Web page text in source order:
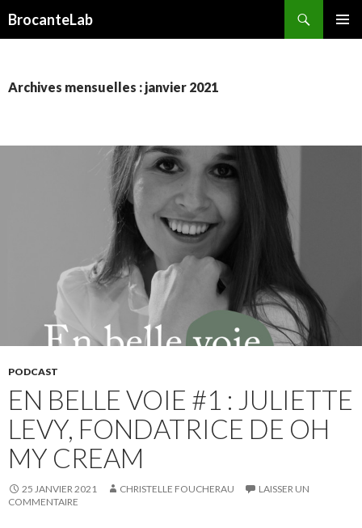
BrocanteLab
PRINCIPAL
Archives mensuelles : janvier 2021
PODCAST
EN BELLE VOIE #1 : JULIETTE
LEVY, FONDATRICE DE OH
MY CREAM
25 JANVIER 2021 CHRISTELLE FOUCHERAU
LAISSER UN
COMMENTAIRE